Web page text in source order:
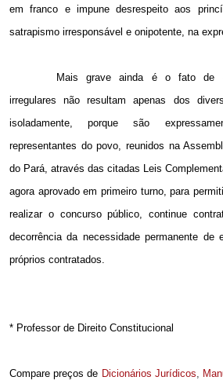
em franco e impune desrespeito aos
satrapismo irresponsável e onipotente, na
Mais grave ainda é o fato de
irregulares não resultam apenas dos
isoladamente, porque são
representantes do povo, reunidos na
do Pará, através das citadas Leis
agora aprovado em primeiro turno, para
realizar o concurso público, continue
decorrência da necessidade permanente de
próprios contratados.
* Professor de Direito Constitucional
Compare preços de Dicionários Jurídicos,